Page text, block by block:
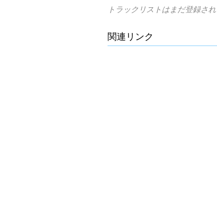
トラックリストはまだ登録され
関連リンク